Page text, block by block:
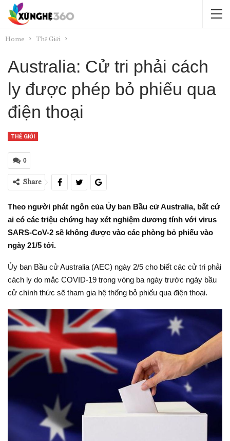
Home Thế Giới
Australia: Cử tri phải cách
ly được phép bỏ phiếu qua
điện thoại
THẾ GIỚI
0
Share
Theo người phát ngôn của Ủy ban Bầu cử Australia, bất cứ
ai có các triệu chứng hay xét nghiệm dương tính với virus
SARS-CoV-2 sẽ không được vào các phòng bỏ phiếu vào
ngày 21/5 tới.
Ủy ban Bầu cử Australia (AEC) ngày 2/5 cho biết các cử tri phải
cách ly do mắc COVID-19 trong vòng ba ngày trước ngày bầu
cử chính thức sẽ tham gia hệ thống bỏ phiếu qua điện thoại.